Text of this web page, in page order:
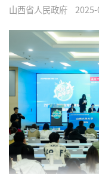
山西省人民政府